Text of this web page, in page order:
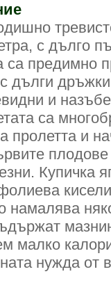
с дълго
са предимно
дълги
и
са
и
Купичка
намалява
малко
нужда от